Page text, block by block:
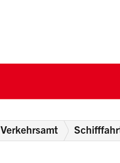
Verkehrsamt